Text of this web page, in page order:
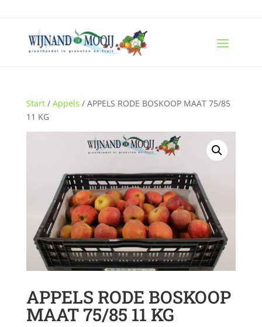
Start/ Appels / APPELS RODE BOSKOOP MAAT 75/85
11 KG
APPELS RODE BOSKOOP
MAAT 75/85 11 KG